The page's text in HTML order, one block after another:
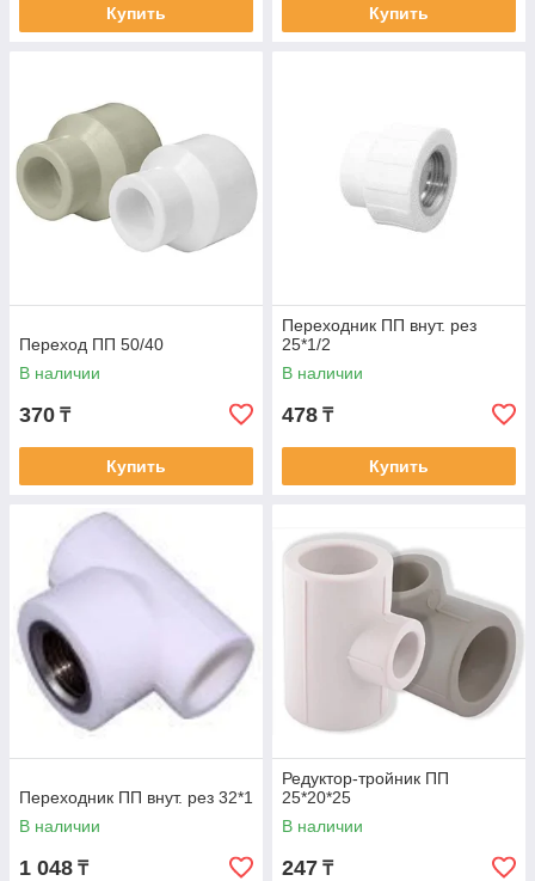
Купить Купить
Переход ПП 50/40
В наличии
370 ₸
Купить
Переходник ПП внут. рез
25*1/2
В наличии
478 ₸
Купить
Переходник ПП внут. рез 32*1
В наличии
1 048 ₸
Редуктор-тройник ПП
25*20*25
В наличии
247 ₸